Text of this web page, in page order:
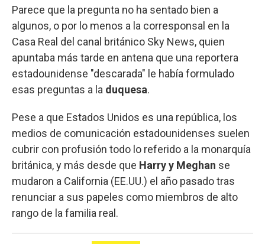
Parece que la pregunta no ha sentado bien a
algunos, o por lo menos a la corresponsal en la
Casa Real del canal británico Sky News, quien
apuntaba más tarde en antena que una reportera
estadounidense "descarada" le había formulado
esas preguntas a la duquesa.
Pese a que Estados Unidos es una república, los
medios de comunicación estadounidenses suelen
cubrir con profusión todo lo referido a la monarquía
británica, y más desde que Harry y Meghan se
mudaron a California (EE.UU.) el año pasado tras
renunciar a sus papeles como miembros de alto
rango de la familia real.